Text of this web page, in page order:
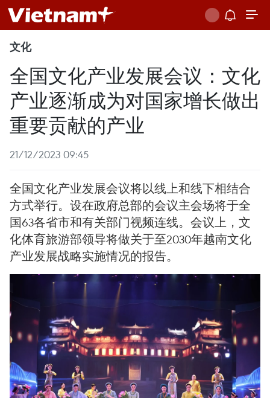
文化
全国文化产业发展会议：文化
产业逐渐成为对国家增长做出
重要贡献的产业
21/12/2023 09:45
全国文化产业发展会议将以线上和线下相结合
方式举行。设在政府总部的会议主会场将于全
国63各省市和有关部门视频连线。会议上，文
化体育旅游部领导将做关于至2030年越南文化
产业发展战略实施情况的报告。